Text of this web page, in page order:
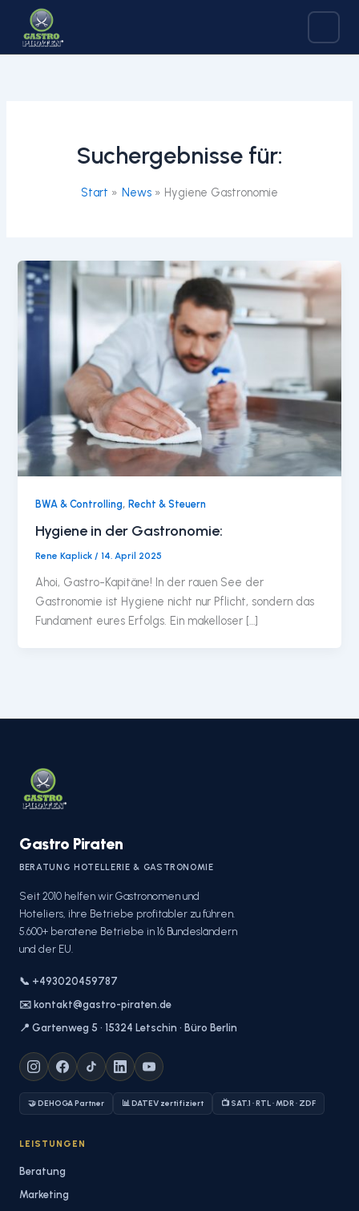
springen
Suchergebnisse für:
Start News Hygiene Gastronomie
BWA & Controlling,Recht & Steuern
Hygiene in der Gastronomie:
Rene Kaplick/ 14. April 2025
Ahoi, Gastro-Kapitäne! In der rauen See der
Gastronomie ist Hygiene nicht nur Pflicht, sondern das
Fundament eures Erfolgs. Ein makelloser […]
Gastro Piraten
BERATUNG HOTELLERIE & GASTRONOMIE
Seit 2010 helfen wir Gastronomen und
Hoteliers, ihre Betriebe profitabler zu führen.
5.600+ beratene Betriebe in 16 Bundesländern
und der EU.
📞 +493020459787
✉️ kontakt@gastro-piraten.de
📍 Gartenweg 5 · 15324 Letschin · Büro Berlin
🤝 DEHOGA Partner 📊 DATEV zertifiziert 📺 SAT.1 · RTL · MDR · ZDF
LEISTUNGEN
Beratung
Marketing